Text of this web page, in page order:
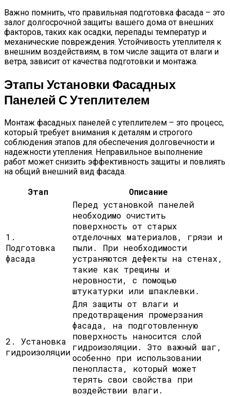
Важно помнить, что правильная подготовка фасада – это
залог долгосрочной защиты вашего дома от внешних
факторов, таких как осадки, перепады температур и
механические повреждения. Устойчивость утеплителя к
внешним воздействиям, в том числе защита от влаги и
ветра, зависит от качества подготовки и монтажа.
Этапы Установки Фасадных
Панелей С Утеплителем
Монтаж фасадных панелей с утеплителем – это процесс,
который требует внимания к деталям и строгого
соблюдения этапов для обеспечения долговечности и
надежности утепления. Неправильное выполнение
работ может снизить эффективность защиты и повлиять
на общий внешний вид фасада.
Этап Описание
1.
Подготовка
фасада
Перед установкой панелей
необходимо очистить
поверхность от старых
отделочных материалов, грязи и
пыли. При необходимости
устраняются дефекты на стенах,
такие как трещины и
неровности, с помощью
штукатурки или шпаклевки.
2. Установка
гидроизоляции
Для защиты от влаги и
предотвращения промерзания
фасада, на подготовленную
поверхность наносится слой
гидроизоляции. Это важный шаг,
особенно при использовании
пенопласта, который может
терять свои свойства при
воздействии влаги.